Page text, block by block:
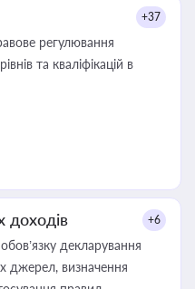
+37
регулювання
та кваліфікацій в
доходів +6
декларування
джерел, визначення